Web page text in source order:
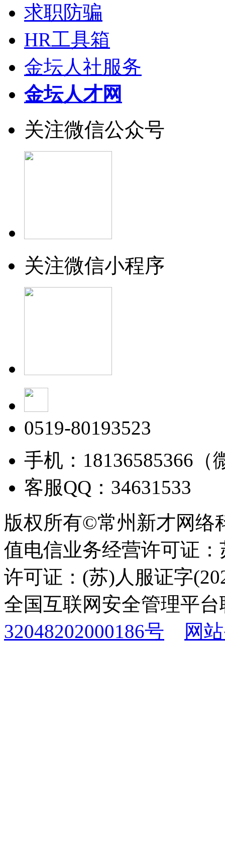
求职防骗
HR工具箱
金坛人社服务
金坛人才网
关注微信公众号
关注微信小程序
0519-80193523
手机：18136585366（
客服QQ：34631533
版权所有©常州新才网络
值电信业务经营许可证
许可证：(苏)人服证字
全国互联网安全管理平
32048202000186号
网